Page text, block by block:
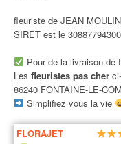
fleuriste de JEAN
SIRET est le
Pour de la livraison de
Les fleuristes pas cher
86240 FONTAINE-LE-
Simplifiez vous la vie
FLORAJET